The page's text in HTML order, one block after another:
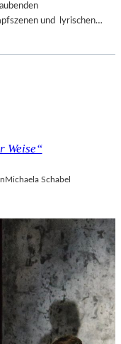
und lyrischen…
Weise“
Michaela Schabel